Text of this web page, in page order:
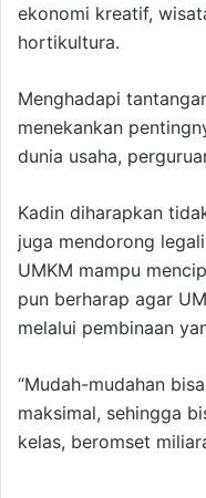
ekonomi kreatif,
hortikultura.
Menghadapi
menekankan
dunia usaha,
Kadin diharapkan
juga mendorong
UMKM mampu
pun berharap agar
melalui pembinaan
“Mudah-mudahan
maksimal, sehingga
kelas, beromset